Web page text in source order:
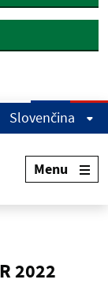
Slovenčina
Menu
2022